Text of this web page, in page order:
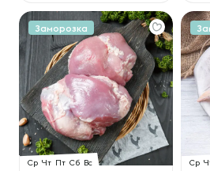
Заморозка
Ср Чт Пт Сб Вс Ср